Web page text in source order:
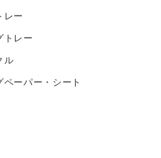
レー
トレー
ル
ペーパー・シート